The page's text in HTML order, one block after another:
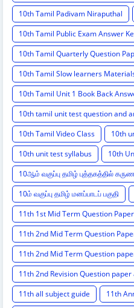
10th Tamil Padivam Niraputhal
10th Tamil Public Exam Answer
10th Tamil Quarterly Question
10th Tamil Slow learners
10th Tamil Unit 1 Book Back
10th tamil unit test question and
10th Tamil Video Class
10th
10th unit test syllabus
10th
10ஆம் வகுப்பு தமிழ் புத்தகத்தில்
10ம் வகுப்பு தமிழ் மனப்பாடப் பகுதி
11th 1st Mid Term Question Paper
11th 2nd Mid Term Question
11th 2nd Mid Term Question
11th 2nd Revision Question
11th all subject guide
11th